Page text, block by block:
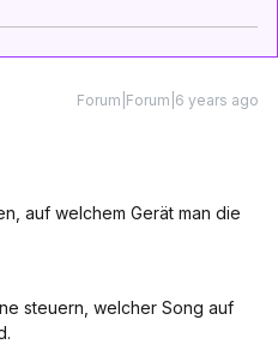
Forum|Forum|6 years ago
auf welchem Gerät man die
steuern, welcher Song auf